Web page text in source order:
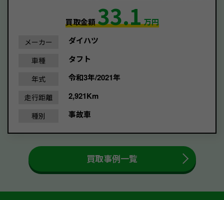
買取金額33.1万円
メーカー ダイハツ
車種 タフト
年式 令和3年/2021年
走行距離 2,921Km
種別 事故車
買取事例一覧